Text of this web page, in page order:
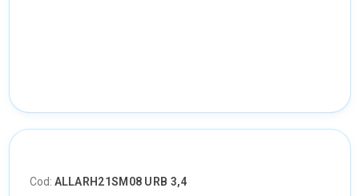
Cod: ALLARH21SM08 URB 3,4